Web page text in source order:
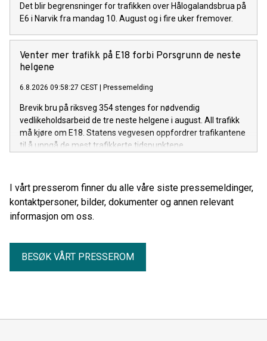
Det blir begrensninger for trafikken over Hålogalandsbrua på
E6 i Narvik fra mandag 10. August og i fire uker fremover.
Venter mer trafikk på E18 forbi Porsgrunn de neste
helgene
6.8.2026 09:58:27 CEST | Pressemelding
Brevik bru på riksveg 354 stenges for nødvendig
vedlikeholdsarbeid de tre neste helgene i august. All trafikk
må kjøre om E18. Statens vegvesen oppfordrer trafikantene
til å unngå de mest trafikkerte tidspunktene.
I vårt presserom finner du alle våre siste pressemeldinger,
kontaktpersoner, bilder, dokumenter og annen relevant
informasjon om oss.
BESØK VÅRT PRESSEROM